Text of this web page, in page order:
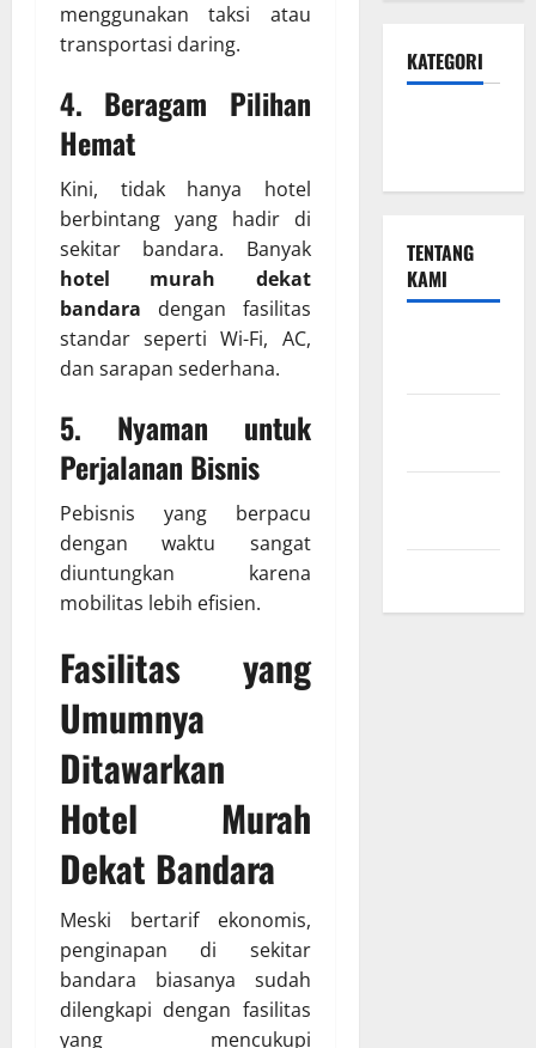
menggunakan taksi atau
transportasi daring.
4. Beragam Pilihan
Hemat
Kini, tidak hanya hotel
berbintang yang hadir di
sekitar bandara. Banyak
hotel murah dekat
bandara dengan fasilitas
standar seperti Wi-Fi, AC,
dan sarapan sederhana.
5. Nyaman untuk
Perjalanan Bisnis
Pebisnis yang berpacu
dengan waktu sangat
diuntungkan karena
mobilitas lebih efisien.
Fasilitas yang
Umumnya
Ditawarkan
Hotel Murah
Dekat Bandara
Meski bertarif ekonomis,
penginapan di sekitar
bandara biasanya sudah
dilengkapi dengan fasilitas
yang mencukupi
KATEGORI
TENTANG
KAMI